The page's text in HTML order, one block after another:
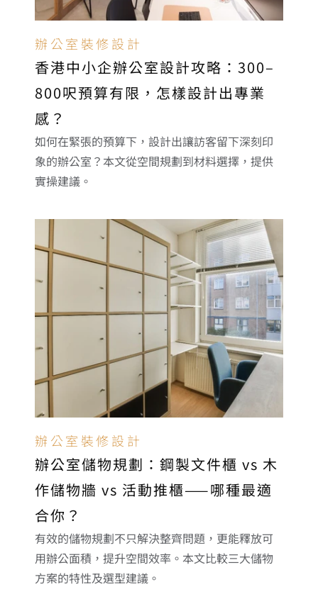
辦公室裝修設計
香港中小企辦公室設計攻略：300–
800呎預算有限，怎樣設計出專業
感？
如何在緊張的預算下，設計出讓訪客留下深刻印
象的辦公室？本文從空間規劃到材料選擇，提供
實操建議。
辦公室裝修設計
辦公室儲物規劃：鋼製文件櫃 vs 木
作儲物牆 vs 活動推櫃——哪種最適
合你？
有效的儲物規劃不只解決整齊問題，更能釋放可
用辦公面積，提升空間效率。本文比較三大儲物
方案的特性及選型建議。